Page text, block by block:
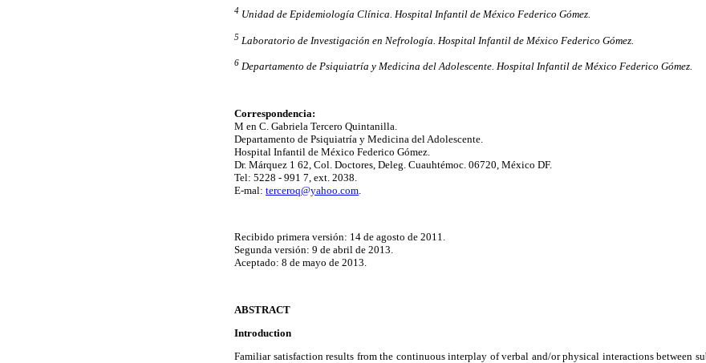
4 Unidad de Epidemiología Clínica. Hospital Infantil de México Federico Gómez.
5 Laboratorio de Investigación en Nefrología. Hospital Infantil de México Federico Gómez.
6 Departamento de Psiquiatría y Medicina del Adolescente. Hospital Infantil de México Federico Gómez.
Correspondencia:
M en C. Gabriela Tercero Quintanilla.
Departamento de Psiquiatría y Medicina del Adolescente.
Hospital Infantil de México Federico Gómez.
Dr. Márquez 1 62, Col. Doctores, Deleg. Cuauhtémoc. 06720, México DF.
Tel: 5228 - 991 7, ext. 2038.
E-mal: terceroq@yahoo.com
Recibido primera versión: 14 de agosto de 2011.
Segunda versión: 9 de abril de 2013.
Aceptado: 8 de mayo de 2013.
ABSTRACT
Introduction
Familiar satisfaction results from the continuous interplay of verbal and/or physical interactions between